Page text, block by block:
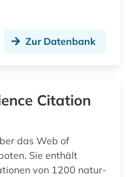
Zur Datenbank
Citation
das Web of
Sie enthält
von 1200 natur-